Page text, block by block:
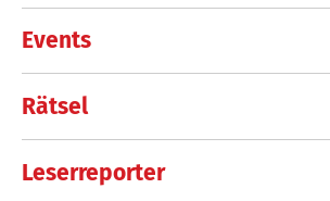
Events
Rätsel
Leserreporter